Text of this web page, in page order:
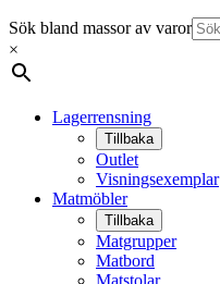
Sök bland massor av varor
×
Lagerrensning
Tillbaka
Outlet
Visningsexemplar
Matmöbler
Tillbaka
Matgrupper
Matbord
Matstolar